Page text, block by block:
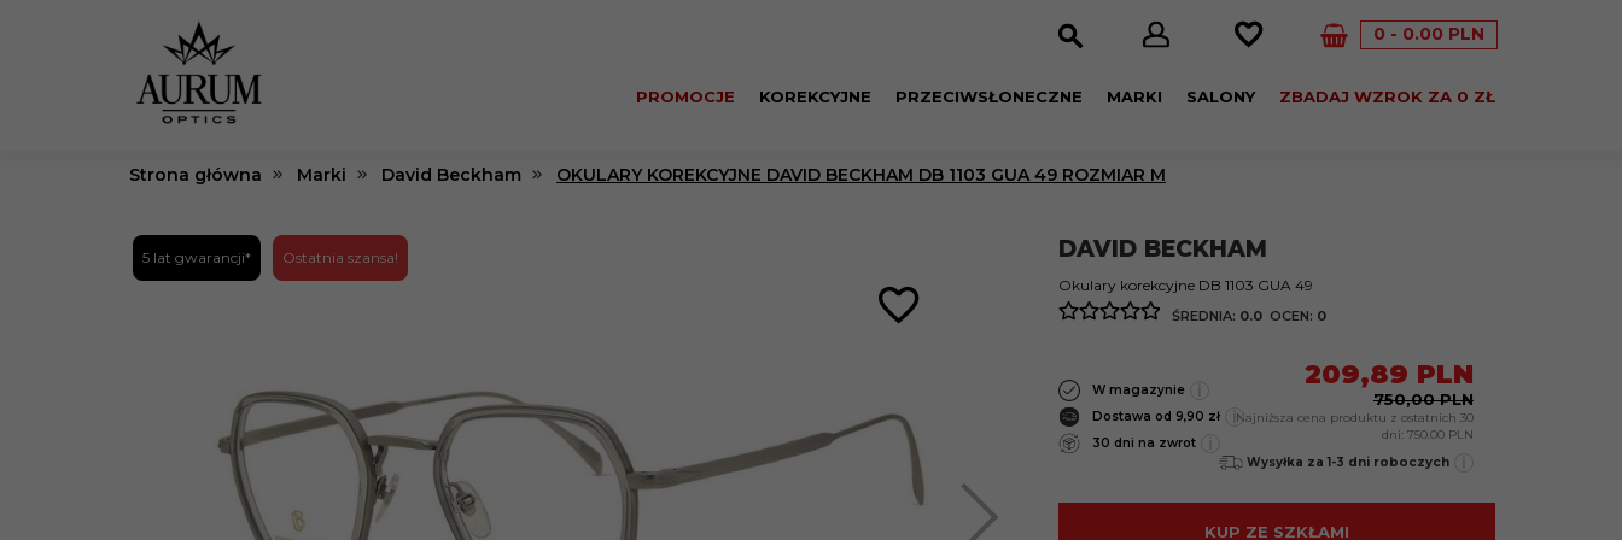
0 0.00 PLN
PROMOCJE KOREKCYJNE PRZECIWSŁONECZNE MARKI SALONY ZBADAJ WZROK ZA 0 ZŁ
Strona główna Marki David Beckham OKULARY KOREKCYJNE DAVID BECKHAM DB 1103 GUA 49 ROZMIAR M
5 lat gwarancji* Ostatnia szansa! DAVID BECKHAM
Okulary korekcyjne DB 1103 GUA 49
ŚREDNIA: 0.0OCEN: 0
W magazynie
Dostawa od 9,90 zł
30 dni na zwrot
209,89 PLN
750,00 PLN
Najniższa cena produktu z ostatnich 30
dni: 750.00 PLN
Wysyłka za 1-3 dni roboczych
KUP ZE SZKŁAMI